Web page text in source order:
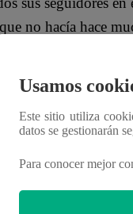
no hacía hace
acompañando la
así! Soy mamá
de malo porque
y amar su
de la modelo.
Usamos
Este sitio utiliza
datos se gestionarán
Para conocer mejor